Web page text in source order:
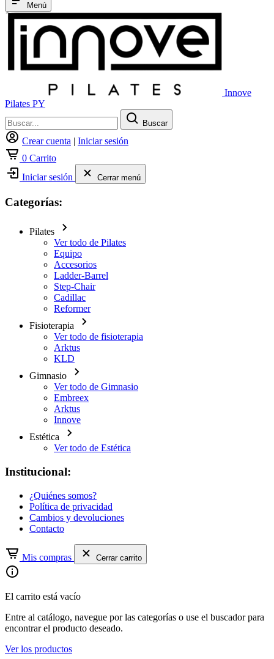
Menú
Innove
Pilates PY
Buscar
Crear cuenta | Iniciar sesión
0 Carrito
Iniciar sesión
Cerrar menú
Categorías:
Pilates
Ver todo de Pilates
Equipo
Accesorios
Ladder-Barrel
Step-Chair
Cadillac
Reformer
Fisioterapia
Ver todo de fisioterapia
Arktus
KLD
Gimnasio
Ver todo de Gimnasio
Embreex
Arktus
Innove
Estética
Ver todo de Estética
Institucional:
¿Quiénes somos?
Política de privacidad
Cambios y devoluciones
Contacto
Mis compras Cerrar carrito
El carrito está vacío
Entre al catálogo, navegue por las categorías o use el buscador para
encontrar el producto deseado.
Ver los productos